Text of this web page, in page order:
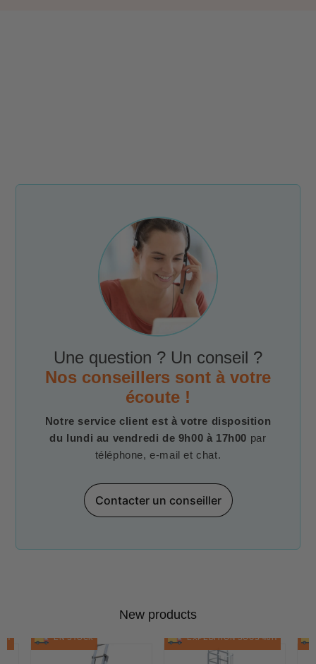
Une question ? Un conseil ?
Nos conseillers sont à votre
écoute !
Notre service client est à votre disposition
du lundi au vendredi de 9h00 à 17h00 par
téléphone, e-mail et chat.
Contacter un conseiller
New products
EN STOCK EXPÉDITION SOUS 48H